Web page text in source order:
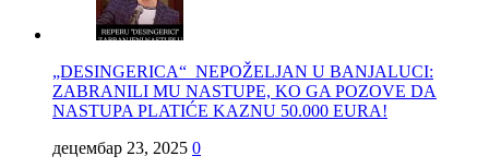
„DESINGERICA“ NEPOŽELJAN U BANJALUCI:
ZABRANILI MU NASTUPE, KO GA POZOVE DA
NASTUPA PLATIĆE KAZNU 50.000 EURA!
децембар 23, 2025 0